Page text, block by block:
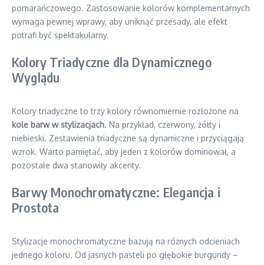
pomarańczowego. Zastosowanie kolorów komplementarnych
wymaga pewnej wprawy, aby uniknąć przesady, ale efekt
potrafi być spektakularny.
Kolory Triadyczne dla Dynamicznego
Wyglądu
Kolory triadyczne to trzy kolory równomiernie rozłożone na
kole barw w stylizacjach. Na przykład, czerwony, żółty i
niebieski. Zestawienia triadyczne są dynamiczne i przyciągają
wzrok. Warto pamiętać, aby jeden z kolorów dominował, a
pozostałe dwa stanowiły akcenty.
Barwy Monochromatyczne: Elegancja i
Prostota
Stylizacje monochromatyczne bazują na różnych odcieniach
jednego koloru. Od jasnych pasteli po głębokie burgundy –